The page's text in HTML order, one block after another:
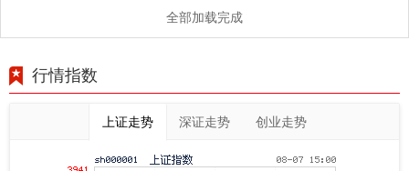
全部加载完成
行情指数
上证走势 深证走势 创业走势